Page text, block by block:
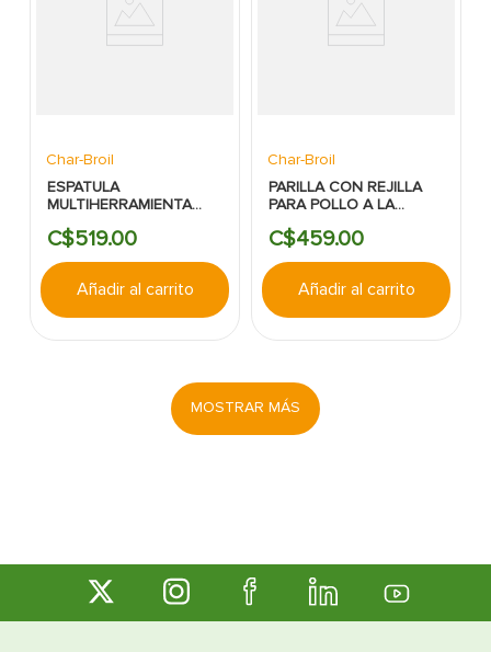
Char-Broil
ESPATULA
MULTIHERRAMIENTA
CHAR BROIL
C$519.00
Añadir al carrito
Char-Broil
PARILLA CON REJILLA
PARA POLLO A LA
C$459.00
Añadir al carrito
MOSTRAR MÁS